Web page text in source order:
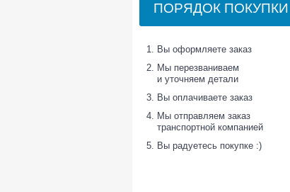
ПОРЯДОК ПОКУПКИ
Вы оформляете заказ
Мы перезваниваем
и уточняем детали
Вы оплачиваете заказ
Мы отправляем заказ
транспортной компанией
Вы радуетесь покупке :)